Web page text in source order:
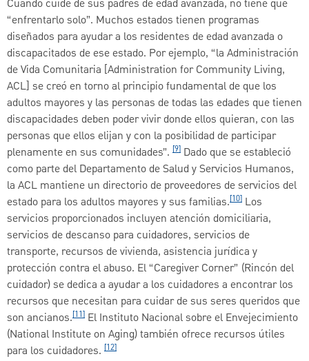
Cuando cuide de sus padres de edad avanzada, no tiene que
“enfrentarlo solo”. Muchos estados tienen programas
diseñados para ayudar a los residentes de edad avanzada o
discapacitados de ese estado. Por ejemplo, “la Administración
de Vida Comunitaria [Administration for Community Living,
ACL] se creó en torno al principio fundamental de que los
adultos mayores y las personas de todas las edades que tienen
discapacidades deben poder vivir donde ellos quieran, con las
personas que ellos elijan y con la posibilidad de participar
plenamente en sus comunidades”. [9] Dado que se estableció
como parte del Departamento de Salud y Servicios Humanos,
la ACL mantiene un directorio de proveedores de servicios del
estado para los adultos mayores y sus familias.[10] Los
servicios proporcionados incluyen atención domiciliaria,
servicios de descanso para cuidadores, servicios de
transporte, recursos de vivienda, asistencia jurídica y
protección contra el abuso. El “Caregiver Corner” (Rincón del
cuidador) se dedica a ayudar a los cuidadores a encontrar los
recursos que necesitan para cuidar de sus seres queridos que
son ancianos.[11] El Instituto Nacional sobre el Envejecimiento
(National Institute on Aging) también ofrece recursos útiles
para los cuidadores. [12]